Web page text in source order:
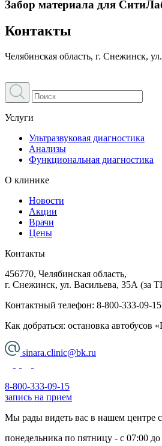
Забор материала для
Контакты
Челябинская область, г. Снежинск,
Услуги
Ультразвуковая диагностика
Анализы
Функциональная диагностика
О клинике
Новости
Акции
Врачи
Цены
Контакты
456770, Челябинская область,
г. Снежинск, ул. Васильева, 35А
Контактный телефон: 8-800-333-09-15
Как добраться: остановка
sinara.clinic@bk.ru
8-800-333-09-15
запись на прием
Мы рады видеть вас в нашем центре с
понедельника по пятницу - с 07:00